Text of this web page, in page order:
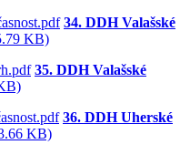
34. DDH Valašské
KB)
35. DDH Valašské
36. DDH Uherské
KB)